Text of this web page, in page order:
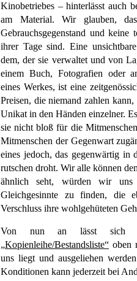
Kinobetriebes – hinterlässt auch
am Material. Wir glauben,
Gebrauchsgegenstand und
ihrer Tage sind. Eine
dem, der sie verwaltet und von
einem Buch, Fotografien oder
eines Werkes, ist eine
Preisen, die niemand zahlen
Unikat in den Händen einzelner.
sie nicht bloß für die
Mitmenschen der Gegenwart
eines jedoch, das gegenwärtig in
rutschen droht. Wir alle können
ähnlich seht, würden wir uns
Gleichgesinnte zu finden, die
Verschluss ihre wohlgehüteten
Von nun an lässt sich
„Kopienleihe/Bestandsliste“ oben
uns liegt und ausgeliehen
Konditionen kann jederzeit bei